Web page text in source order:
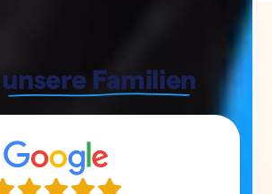
unsere Familien